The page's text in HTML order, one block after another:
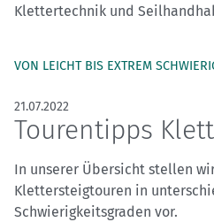
Klettertechnik und
VON LEICHT BIS EXTREM
21.07.2022
Tourentipps
In unserer Übersicht stellen
Klettersteigtouren in
Schwierigkeitsgraden vor.